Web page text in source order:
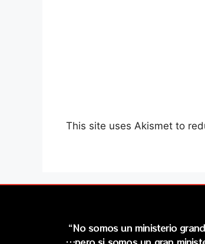
This site uses Akismet to
“No somos un ministerio